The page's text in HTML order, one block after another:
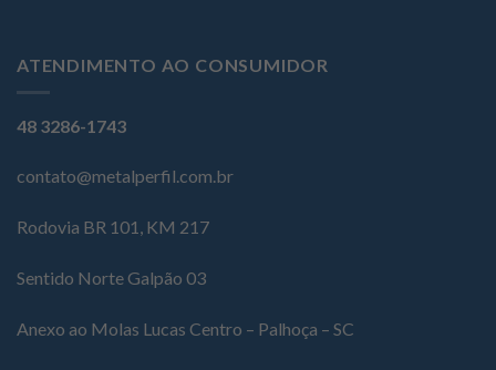
ATENDIMENTO AO CONSUMIDOR
48 3286-1743
contato@metalperfil.com.br
Rodovia BR 101, KM 217
Sentido Norte Galpão 03
Anexo ao Molas Lucas Centro – Palhoça – SC